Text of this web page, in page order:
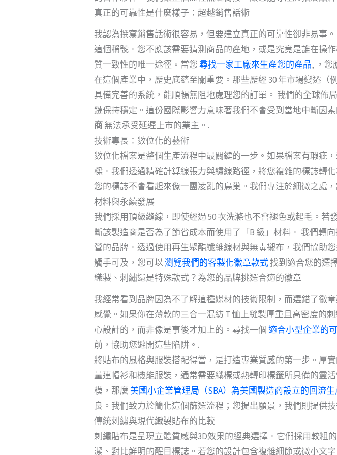
真正的可靠性是什麼樣子：超越銷售話術
我認為撰寫銷售話術很容易，但要建立真正的可靠性卻非易事
這個稱號。您不應該需要猜測商品的產地，或是究竟是誰在操
質一致性的唯一途徑。當您尋找一家工廠來生產您的產品, ，您
在這個產業中，歷史底蘊至關重要。那些歷經 30 年市場變遷
具備完善的系統，能順暢無阻地處理您的訂單。 我們的全球佈
鏈保持穩定。這份國際影響力意味著我們不會受到當地中斷因
商無法承受延遲上市的業主。.
技術專長：數位化的藝術
數位化檔案是整個生產流程中最關鍵的一步。如果檔案有瑕疵
樑。我們透過精確計算線張力與繡線路徑，將您複雜的標誌轉
您的標誌不會看起來像一團凌亂的鳥巢。我們專注於細微之處
材料與永續發展
我們採用頂級縫線，即使經過 50 次洗滌也不會褪色或起毛。
斷該製造商是否為了節省成本而使用了「B 級」材料。 我們轉
營的品牌。透過使用再生聚酯纖維線材與無毒襯布，我們協助
觸手可及，您可以瀏覽我們的客製化徽章款式找到適合您的選
織製、刺繡還是特殊款式？為您的品牌挑選合適的徽章
我經常看到品牌因為不了解這種媒材的技術限制，而選錯了徽
感覺。如果你在薄款的三合一混紡 T 恤上縫製厚重且高密度的
心設計的，而非像是事後才加上的。尋找一個適合小型企業的
前，協助您避開這些陷阱。.
將貼布的風格與服裝搭配得當，是打造專業質感的第一步。厚
量連帽衫和機能服裝，通常需要織標或熱轉印標籤所具備的靈
模，那麼 美國小企業管理局（SBA）為美國製造商設立的回流
良。我們致力於簡化這個篩選流程；您提出願景，我們則提供
傳統刺繡與現代織製貼布的比較
刺繡貼布是呈現立體質感與3D效果的經典選擇。它們採用較粗
潔、對比鮮明的醒目標誌。若您的設計包含複雜細節或微小文